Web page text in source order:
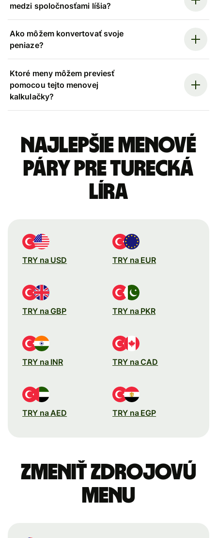
medzi spoločnosťami líšia?
Ako môžem konvertovať svoje
peniaze?
Ktoré meny môžem previesť
pomocou tejto menovej
kalkulačky?
Najlepšie menové
páry pre Turecká
líra
TRY na USD TRY na EUR
TRY na GBP TRY na PKR
TRY na INR TRY na CAD
TRY na AED TRY na EGP
Zmeniť zdrojovú
menu